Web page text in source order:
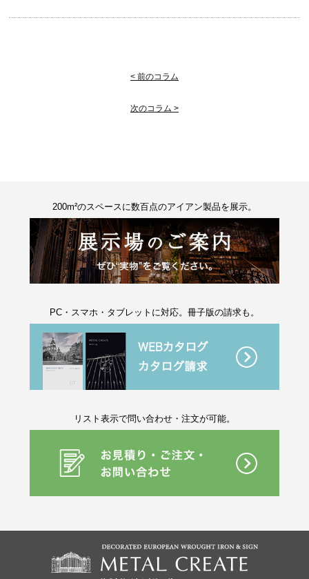
< 前のコラム
次のコラム >
200m²のスペースに数百点のアイアン製品を展示。
PC・スマホ・タブレットに対応。冊子版の請求も。
リスト表示で問い合わせ・注文が可能。